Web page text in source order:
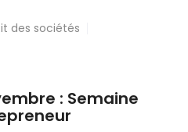
des sociétés
: Semaine